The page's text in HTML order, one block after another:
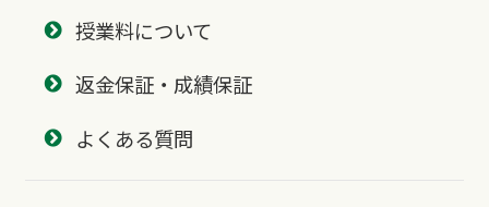
授業料について
返金保証・成績保証
よくある質問